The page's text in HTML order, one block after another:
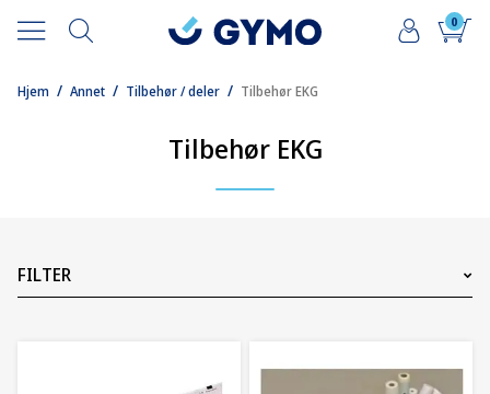
0
/
Hjem /
Annet /
Tilbehør / deler Tilbehør EKG
Tilbehør EKG
FILTER